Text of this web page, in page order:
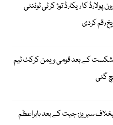
پولارڈ کا ریکارڈ توڑ کر ٹی ٹوئنٹی
رقم کردی
کے بعد قومی ویمن کرکٹ ٹیم
گئی
سیریز: جیت کے بعد بابراعظم